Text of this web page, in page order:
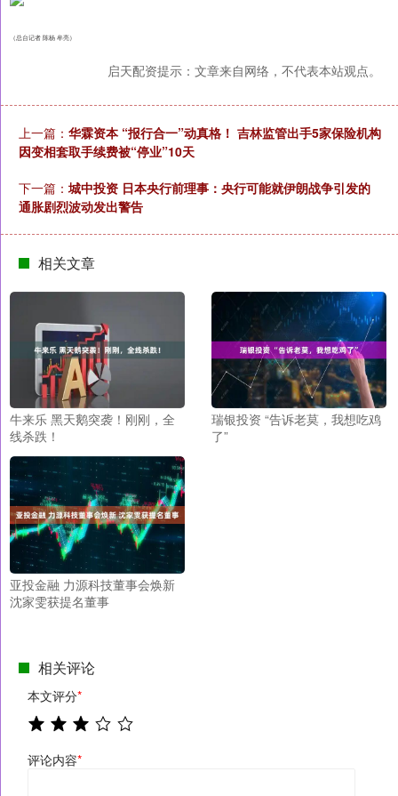
（总台记者 陈杨 牟亮）
启天配资提示：文章来自网络，不代表本站观点。
上一篇： 华霖资本 “报行合一”动真格！ 吉林监管出手5家保险机构
因变相套取手续费被“停业”10天
下一篇： 城中投资 日本央行前理事：央行可能就伊朗战争引发的
通胀剧烈波动发出警告
相关文章
牛来乐 黑天鹅突袭！刚刚，全
线杀跌！
瑞银投资 “告诉老莫，我想吃鸡
了”
亚投金融 力源科技董事会焕新
沈家雯获提名董事
相关评论
本文评分*
评论内容*